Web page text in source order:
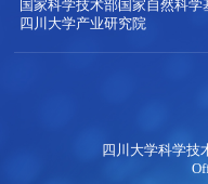
国家科学技术部国家自然科学
四川大学产业研究院
四川大学科学技